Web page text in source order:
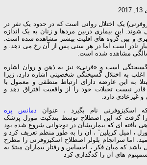
یک اختلال روانی است که در حدود یک نفر در
این بیماری دربین مردها و زنان به یک اندازه
و بین گروه های اقلیت بیشتر مشاهده شده است.
سالگی بسیار نادر است اما در هر سنی پس از آن رخ می دهد. و
است‌ و «فرنی‌» نیز به‌ ذهن‌ و روان‌ اشاره‌
اغلب‌ به‌ اختلال‌ گسیختگی‌ شخصیتی‌ اشاره‌ دارد، زیرا
به‌ این‌ عارضه‌ دارای‌ ارتباط‌ منطقی‌ و معمول‌ با
قادر نیست‌ تخیلات‌ خود را از واقعیت‌ افتراق‌ دهد و
و غیرعادی‌ دارد.
اسکیزوفرنی نام بگیرد ، عنوان دمانس پره
گرفت که این اصطلاح توسط بندکیت مورل پزشک
یافته ای که بیماریشان در نوجوانی شروع شده بود
، امیل کرپلین” ، آن را به طور منظم تعریف کرد و
اما سرانجام بلولر اصطلاح اسکیزوفرنی را مطرح
باشد که میان فکر ، احساس و رفتار بیماران مبتلا به
های آن را کدگذاری کرد